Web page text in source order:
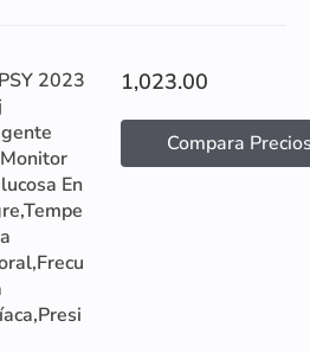
2023
En
1,023.00
Compara